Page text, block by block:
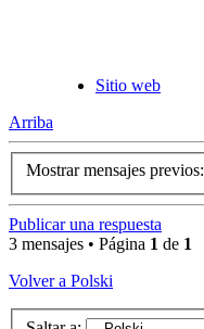
Sitio web
Arriba
Mostrar mensajes previos:
Publicar una respuesta
3 mensajes • Página 1 de 1
Volver a Polski